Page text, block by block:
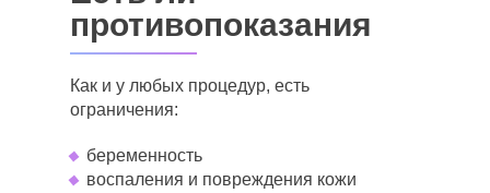
противопоказания
Как и у любых процедур, есть
ограничения:
беременность
воспаления и повреждения кожи